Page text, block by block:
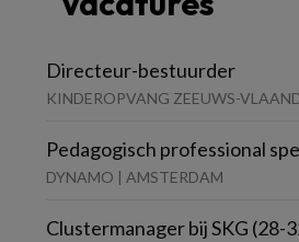
Directeur-bestuurder
KINDEROPVANG ZEEUWS-
Pedagogisch professional
DYNAMO | AMSTERDAM
Clustermanager bij SKG (28-